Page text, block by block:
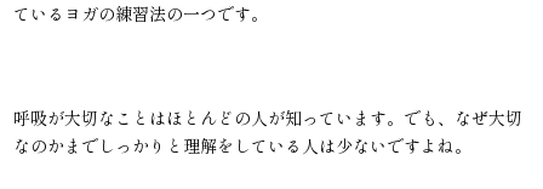
ているヨガの練習法の一つです。
呼吸が大切なことはほとんどの人が知っています。でも、なぜ大切
なのかまでしっかりと理解をしている人は少ないですよね。